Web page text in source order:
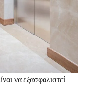
να εξασφαλιστεί